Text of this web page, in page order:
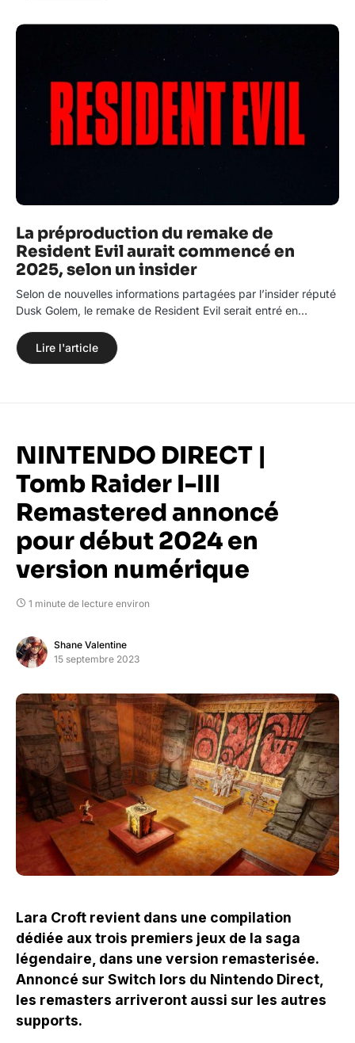
La préproduction du remake de
Resident Evil aurait commencé en
2025, selon un insider
Selon de nouvelles informations partagées par l’insider réputé
Dusk Golem, le remake de Resident Evil serait entré en…
Lire l'article
NINTENDO DIRECT |
Tomb Raider I-III
Remastered annoncé
pour début 2024 en
version numérique
1 minute de lecture environ
Shane Valentine
15 septembre 2023
Lara Croft revient dans une compilation
dédiée aux trois premiers jeux de la saga
légendaire, dans une version remasterisée.
Annoncé sur Switch lors du Nintendo Direct,
les remasters arriveront aussi sur les autres
supports.